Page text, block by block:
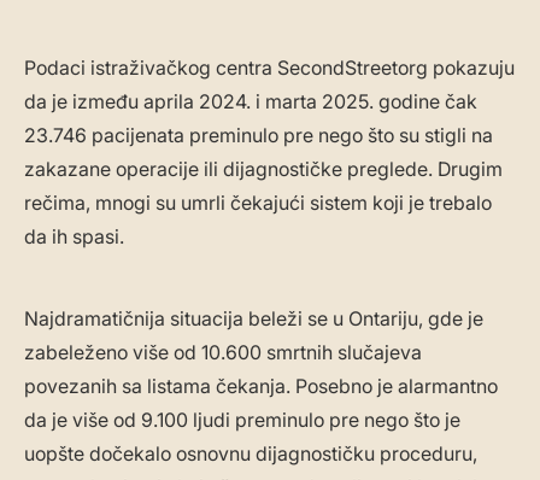
Podaci istraživačkog centra SecondStreetorg pokazuju
da je između aprila 2024. i marta 2025. godine čak
23.746 pacijenata preminulo pre nego što su stigli na
zakazane operacije ili dijagnostičke preglede. Drugim
rečima, mnogi su umrli čekajući sistem koji je trebalo
da ih spasi.
Najdramatičnija situacija beleži se u Ontariju, gde je
zabeleženo više od 10.600 smrtnih slučajeva
povezanih sa listama čekanja. Posebno je alarmantno
da je više od 9.100 ljudi preminulo pre nego što je
uopšte dočekalo osnovnu dijagnostičku proceduru,